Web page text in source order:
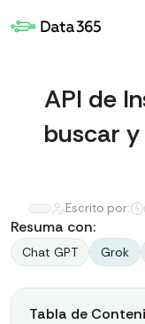
API de
buscar
Escrito por:
Resuma con:
Chat GPT Grok
Tabla de